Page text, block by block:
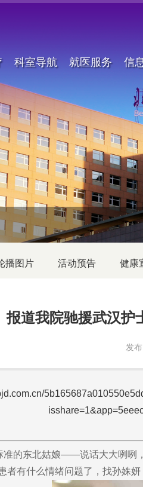
科室导航 就医服务 信
播图片 活动预告 健康
报道我院驰援武汉
发
东北姑娘——说话大大咧咧，
者有什么情绪问题了，找孙姝妍